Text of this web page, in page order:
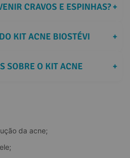
CRAVOS E ESPINHAS?+
KIT ACNE BIOSTÉVI +
SOBRE O KIT ACNE +
da acne;